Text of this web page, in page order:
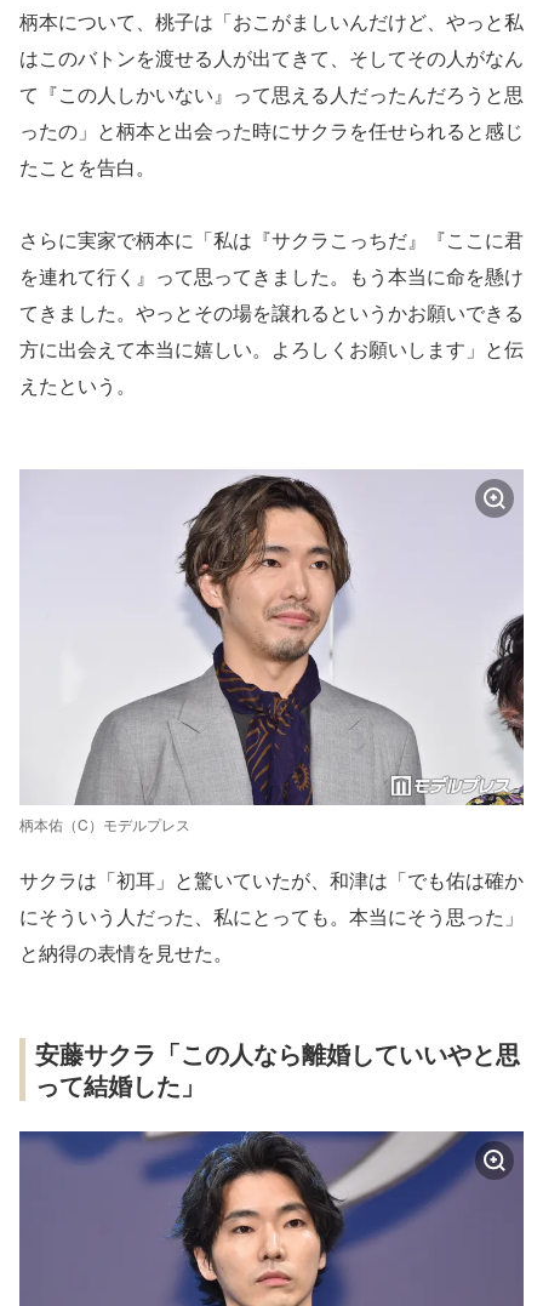
柄本について、桃子は「おこがましいんだけど、やっと私
はこのバトンを渡せる人が出てきて、そしてその人がなん
て『この人しかいない』って思える人だったんだろうと思
ったの」と柄本と出会った時にサクラを任せられると感じ
たことを告白。
さらに実家で柄本に「私は『サクラこっちだ』『ここに君
を連れて行く』って思ってきました。もう本当に命を懸け
てきました。やっとその場を譲れるというかお願いできる
方に出会えて本当に嬉しい。よろしくお願いします」と伝
えたという。
柄本佑（C）モデルプレス
サクラは「初耳」と驚いていたが、和津は「でも佑は確か
にそういう人だった、私にとっても。本当にそう思った」
と納得の表情を見せた。
安藤サクラ「この人なら離婚していいやと思
って結婚した」